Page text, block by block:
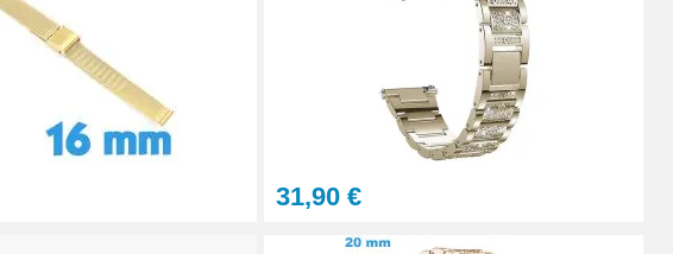
Ajouter au panier
Ajouter au panier
31,90 €